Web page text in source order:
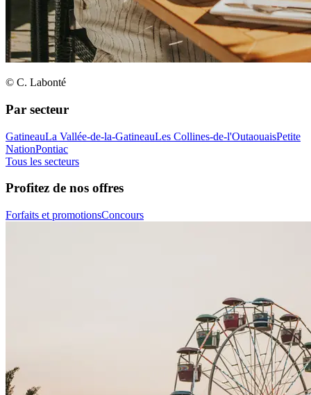
© C. Labonté
Par secteur
GatineauLa Vallée-de-la-GatineauLes Collines-de-l'OutaouaisPetite
NationPontiac
Tous les secteurs
Profitez de nos offres
Forfaits et promotionsConcours